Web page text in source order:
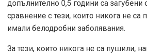
допълнително 0,5 години са загубени
сравнение с тези, които никога не са
имали белодробни заболявания.
За тези, които никога не са пушили,